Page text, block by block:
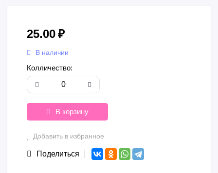
25.00₽
В наличии
Колличество:
В корзину
Добавить в избранное
Поделиться